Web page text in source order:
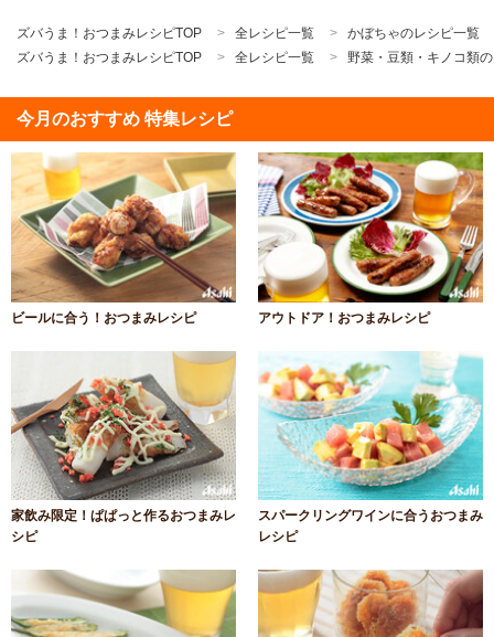
ズバうま！おつまみレシピTOP 全レシピ一覧
かぼちゃのレシピ一覧
ズバうま！おつまみレシピTOP
全レシピ一覧 野菜・豆類・キノコ類
今月のおすすめ 特集レシピ
ビールに合う！おつまみレシピ アウトドア！おつまみレシピ
家飲み限定！ぱぱっと作るおつまみレ
シピ
スパークリングワインに合うおつまみ
レシピ